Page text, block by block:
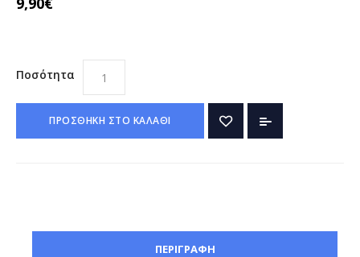
Ποσότητα
ΠΡΟΣΘΗΚΗ ΣΤΟ ΚΑΛΑΘΙ
ΠΕΡΙΓΡΑΦΗ